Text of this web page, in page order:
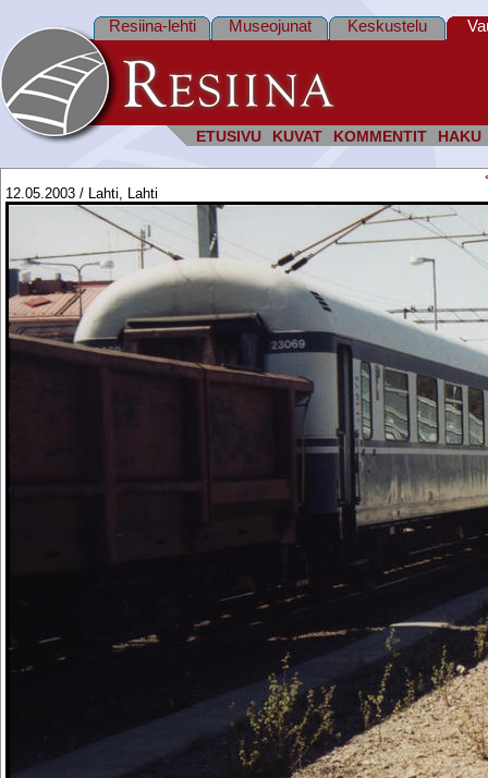
ETUSIVU KUVAT KOMMENTIT HAKU
Resiina-lehti Museojunat Keskustelu
12.05.2003 / Lahti, Lahti